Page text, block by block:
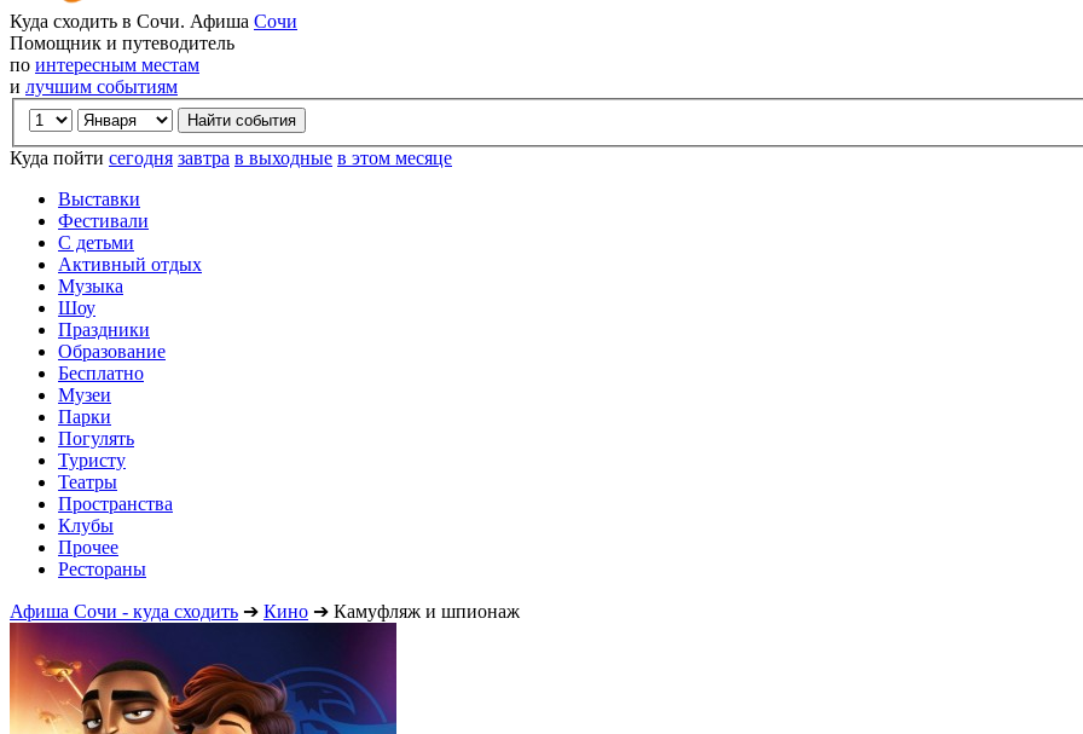
Куда сходить в Сочи. Афиша Сочи
Помощник и путеводитель
по интересным местам
и лучшим событиям
Куда пойти сегодня завтра в выходные в этом месяце
Выставки
Фестивали
С детьми
Активный отдых
Музыка
Шоу
Праздники
Образование
Бесплатно
Музеи
Парки
Погулять
Туристу
Театры
Пространства
Клубы
Прочее
Рестораны
Афиша Сочи - куда сходить ➔ Кино ➔ Камуфляж и шпионаж